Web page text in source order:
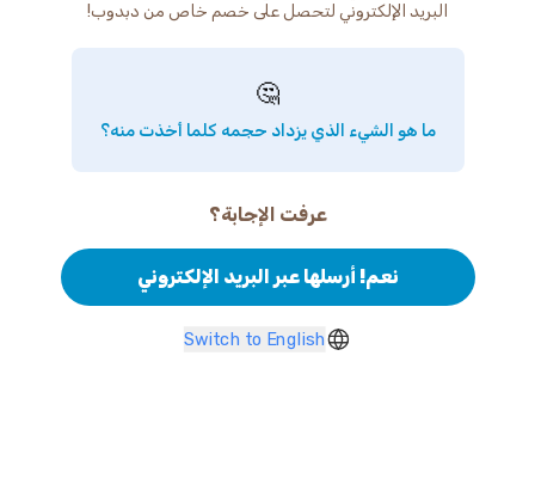
البريد الإلكتروني لتحصل على خصم خاص من دبدوب!
🤔
ما هو الشيء الذي يزداد حجمه كلما أخذت منه؟
عرفت الإجابة؟
نعم! أرسلها عبر البريد الإلكتروني
Switch to English